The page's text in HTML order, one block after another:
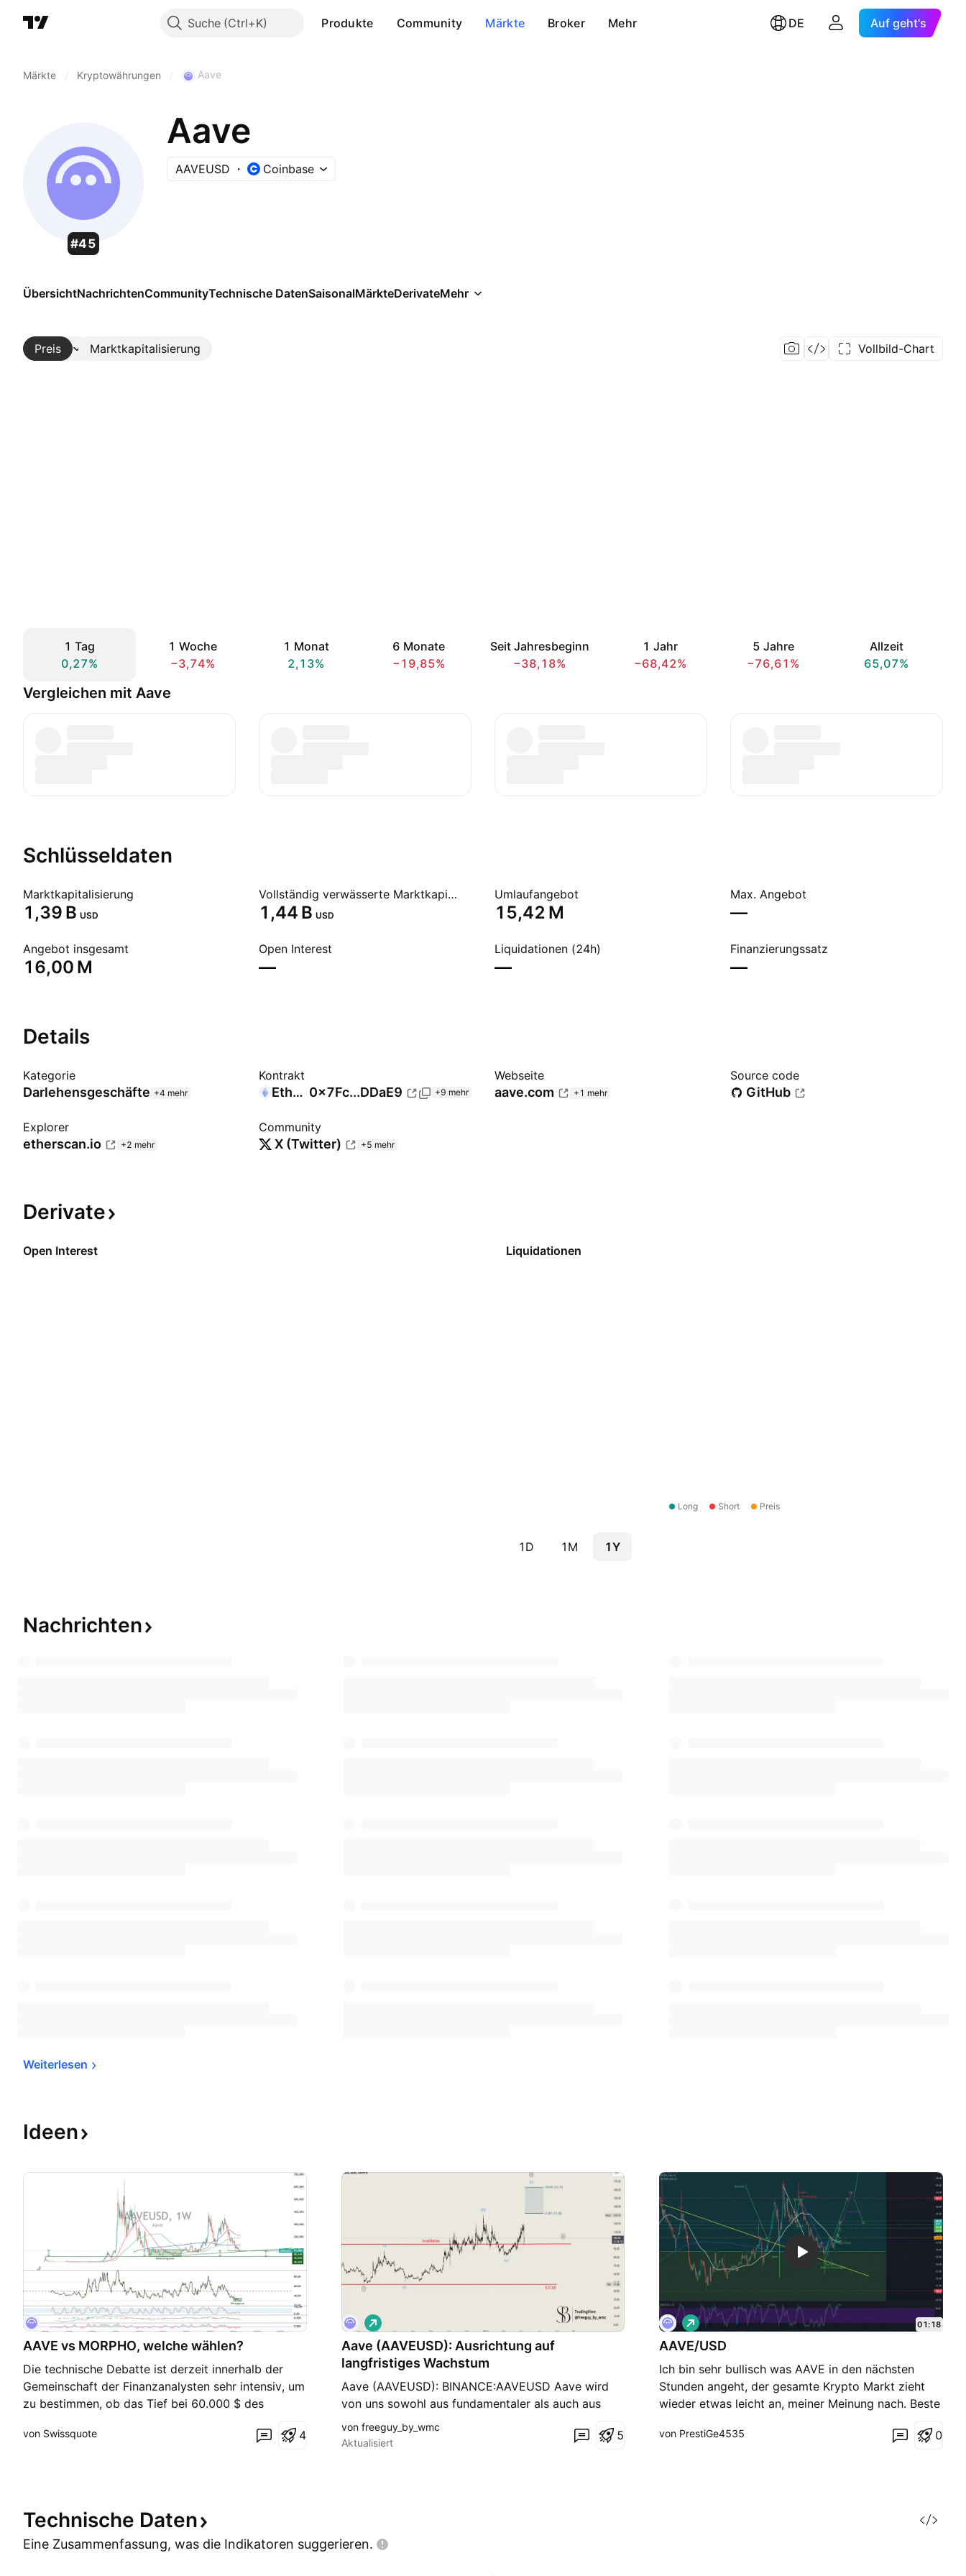
Suche Produkte Community Märkte Broker Mehr DE Auf geht's
Märkte Kryptowährungen Aave
#45
Aave
AAVEUSD Coinbase
ÜbersichtNachrichtenCommunityTechnische DatenSaisonalMärkteDerivateMehr
Preis Marktkapitalisierung
Mehr Vollbild-Chart
1 Tag
0,27%
1 Woche
−3,74%
1 Monat
2,13%
6 Monate
−19,85%
Seit Jahresbeginn
−38,18%
1 Jahr
−68,42%
5 Jahre
−76,61%
Allzeit
65,07%
Vergleichen mit Aave
Schlüsseldaten
Marktkapitalisierung
‪1,39 B‬ USD
Vollständig verwässerte Marktkapitalisierung
‪1,44 B‬ USD
Umlaufangebot
‪15,42 M‬
Max. Angebot
—
Angebot insgesamt
‪16,00 M‬
Open Interest
—
Liquidationen (24h)
—
Finanzierungssatz
—
Details
Kategorie
Darlehensgeschäfte +4 mehr
Kontrakt
Ethereum 0x7Fc...DDaE9 +9 mehr
Webseite
aave.com +1 mehr
Source code
GitHub
Explorer
etherscan.io +2 mehr
Community
X (Twitter) +5 mehr
Derivate
Open Interest Liquidationen
Long Short Preis
1D 1M 1Y
Nachrichten
Weiterlesen
Ideen
AAVE vs MORPHO, welche wählen?
Die technische Debatte ist derzeit innerhalb der
Gemeinschaft der Finanzanalysten sehr intensiv, um
zu bestimmen, ob das Tief bei 60.000 $ des
erreicht wurde, das endgültige Tief des
von Swissquote 4
Aave (AAVEUSD): Ausrichtung auf
langfristiges Wachstum
Aave (AAVEUSD): BINANCE:AAVEUSD Aave wird
von uns sowohl aus fundamentaler als auch aus
technischer Sicht als eine sehr interessante
Kryptowährung angesehen. Wir haben die
L
o
n
g
von freeguy_by_wmc
Aktualisiert
5
AAVE/USD
Ich bin sehr bullisch was AAVE in den nächsten
Stunden angeht, der gesamte Krypto Markt zieht
wieder etwas leicht an, meiner Meinung nach. Beste
L
o
n
01:18
von PrestiGe4535 0
Technische Daten
Eine Zusammenfassung, was die Indikatoren suggerieren.